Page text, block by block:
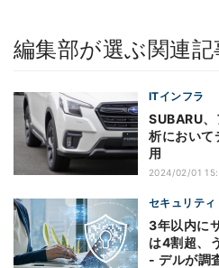
編集部が選ぶ関連記
ITインフラ
SUBARU
析におい
用
2024/02/01
セキュリティ
3年以内に
は4割超、
- デルが調